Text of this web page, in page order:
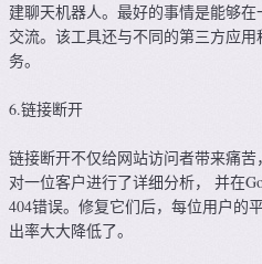
建聊天机器人。最好的事情是能够
交流。该工具还与不同的第三方应
务。
6.链接断开
链接断开不仅给网站访问者带来痛
对一位客户进行了详细分析， 并在
404错误。修复它们后，每位用户的
出率大大降低了。